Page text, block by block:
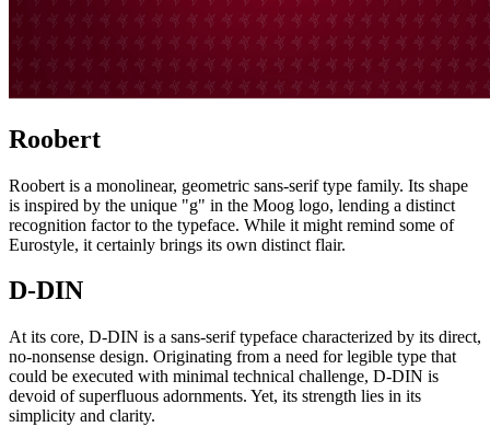
Roobert
Roobert is a monolinear, geometric sans-serif type family. Its shape
is inspired by the unique "g" in the Moog logo, lending a distinct
recognition factor to the typeface. While it might remind some of
Eurostyle, it certainly brings its own distinct flair.
D-DIN
At its core, D-DIN is a sans-serif typeface characterized by its direct,
no-nonsense design. Originating from a need for legible type that
could be executed with minimal technical challenge, D-DIN is
devoid of superfluous adornments. Yet, its strength lies in its
simplicity and clarity.